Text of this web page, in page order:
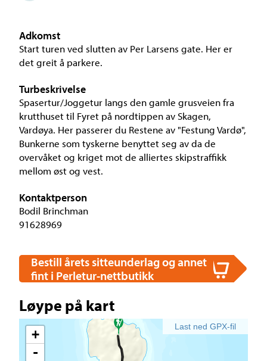
Adkomst
Start turen ved slutten av Per Larsens gate. Her er
det greit å parkere.
Turbeskrivelse
Spasertur/Joggetur langs den gamle grusveien fra
krutthuset til Fyret på nordtippen av Skagen,
Vardøya. Her passerer du Restene av "Festung Vardø",
Bunkerne som tyskerne benyttet seg av da de
overvåket og kriget mot de alliertes skipstraffikk
mellom øst og vest.
Kontaktperson
Bodil Brinchman
91628969
Bestill årets sitteunderlag og annet
fint i Perletur-nettbutikk
Løype på kart
Last ned GPX-fil
+
-